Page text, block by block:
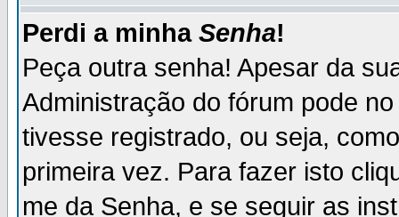
Perdi a minha Senha!
Peça outra senha! Apesar da
Administração do fórum pode
tivesse registrado, ou seja,
primeira vez. Para fazer isto
me da Senha, e se seguir as